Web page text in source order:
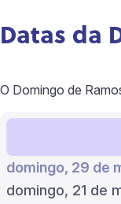
Datas da
O Domingo de
domingo, 29 de
domingo, 21 de